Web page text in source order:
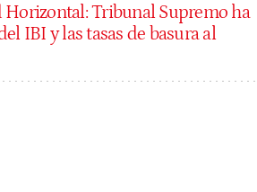
Horizontal: Tribunal Supremo ha
IBI y las tasas de basura al